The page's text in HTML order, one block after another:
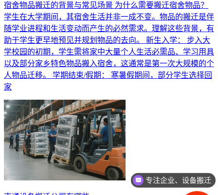
宿舍物品搬迁的背景与常见场景 为什么需要搬迁宿舍物品？
学生在大学期间，其宿舍生活并非一成不变。物品的搬迁是伴
随学业进程和生活变动而产生的必然需求。理解这些背景，有
助于学生更早地预见并规划物品的去向。 新生入学： 步入大
学校园的初期，学生需将家中大量个人生活必需品、学习用具
以及部分家乡特色物品搬入宿舍，这通常是第一次大规模的个
人物品迁移。 学期结束/假期： 寒暑假期间，部分学生选择回
家
专注企业、设备搬迁
免费上门，设计方案